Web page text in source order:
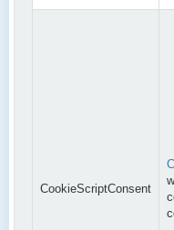
CookieScriptConsent